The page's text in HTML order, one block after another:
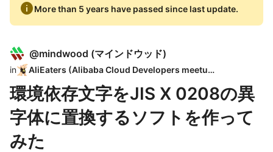
infoMore than 5 years have passed since last update.
@mindwood (マインドウッド)
in AliEaters (Alibaba Cloud Developers meetup)
環境依存文字をJIS X 0208の異
字体に置換するソフトを作って
みた